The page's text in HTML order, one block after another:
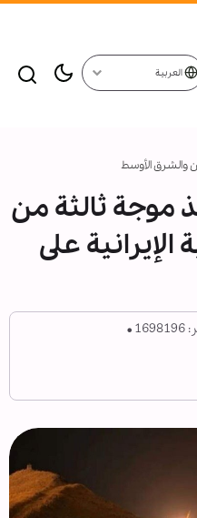
العربية
والشرق الأوسط
موجة ثالثة من
على